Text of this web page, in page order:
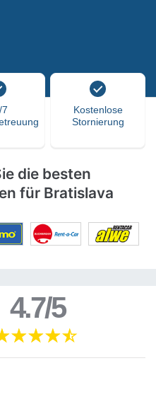
7
Kostenlose
Stornierung
die besten
für Bratislava
4.7/5